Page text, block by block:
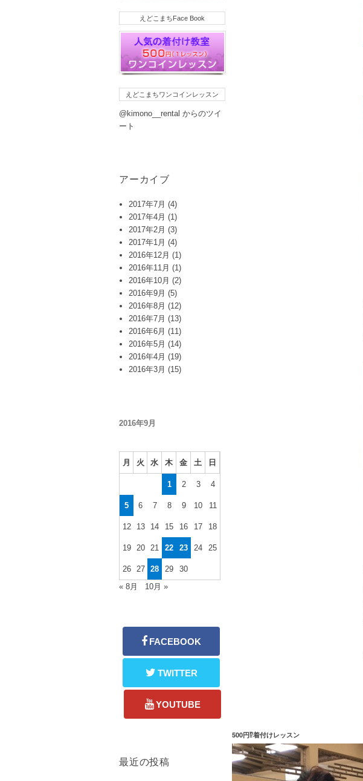
500円⁉︎着付けレッスン
えどこまちFace Book
えどこまちワンコインレッスン
@kimono__rental からのツイ
ート
アーカイブ
2017年7月 (4)
2017年4月 (1)
2017年2月 (3)
2017年1月 (4)
2016年12月 (1)
2016年11月 (1)
2016年10月 (2)
2016年9月 (5)
2016年8月 (12)
2016年7月 (13)
2016年6月 (11)
2016年5月 (14)
2016年4月 (19)
2016年3月 (15)
2016年9月
月 火 水 木 金 土 日
1 2 3 4
5 6 7 8 9 10 11
12 13 14 15 16 17 18
19 20 21 22 23 24 25
26 27 28 29
30
« 8月
10月 »
最近の投稿